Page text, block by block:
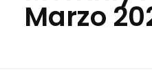
Marzo